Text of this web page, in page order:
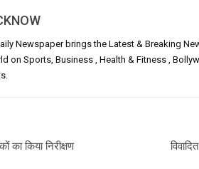
Newspaper brings the Latest & Breaking
on Sports, Business , Health & Fitness ,
का किया निरीक्षण